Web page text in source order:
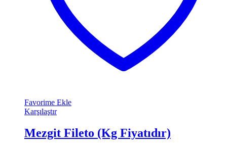
Favorime Ekle
Karşılaştır
Mezgit Fileto (Kg Fiyatıdır)